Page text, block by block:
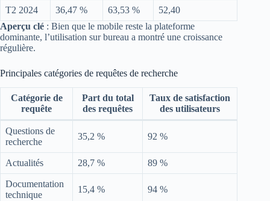
T2 2024 36,47 % 63,53 %
52,40
Aperçu clé : Bien que le mobile reste la plateforme
dominante, l’utilisation sur bureau a montré une croissance
régulière.
Principales catégories de requêtes de recherche
Catégorie de
requête
Part du total
des requêtes
Taux de satisfaction
des utilisateurs
Questions de
recherche
35,2 % 92 %
Actualités 28,7 % 89 %
Documentation
technique
15,4 % 94 %